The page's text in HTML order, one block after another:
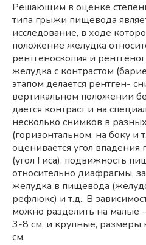
Решающим в оценке
типа грыжи пищевода
исследование, в ходе
положение желудка
рентгеноскопия и
желудка с контрастом
этапом делается рентген-
вертикальном положении
дается контраст и на
несколько снимков в
(горизонтальном, на боку и
оценивается угол
(угол Гиса), подвижность
относительно диафрагмы,
желудка в пищевода
рефлюкс) и т.д.. В
можно разделить на
3-8 см, и крупные,
см.